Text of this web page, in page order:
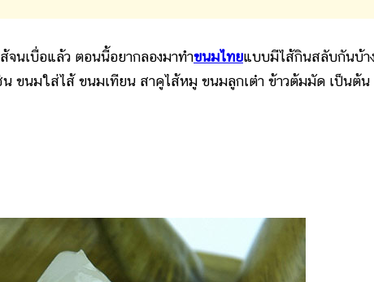
จนเบื่อแล้ว ตอนนี้อยากลองมาทำขนมไทยแบบมีไส้กินสลับกันบ้า
ขนมใส่ไส้ ขนมเทียน สาคูไส้หมู ขนมลูกเต๋า ข้าวต้มมัด เป็นต้น